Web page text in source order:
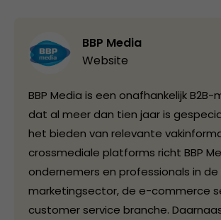
BBP Media
Website
BBP Media is een onafhankelijk
dat al meer dan tien jaar is
het bieden van relevante
crossmediale platforms richt BBP
ondernemers en professionals in
marketingsector, de e-commerce
customer service branche.